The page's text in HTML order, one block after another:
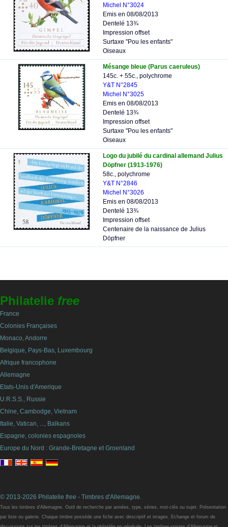
Michel N°3024
Emis en 08/08/2013
Dentelé 13¾
Impression offset
Surtaxe "Pou les enfants"
Oiseaux
Mésange bleue (Parus caeruleus)
145c. + 55c., polychrome
Y&T N°2845
Michel N°3025
Emis en 08/08/2013
Dentelé 13¾
Impression offset
Surtaxe "Pou les enfants"
Oiseaux
Logo du jubilé du cardinal allemand Julius
Döpfner (1913-1976)
58c., polychrome
Y&T N°2846
Michel N°3026
Emis en 08/08/2013
Dentelé 13¾
Impression offset
Centenaire de la naissance de Julius
Döpfner
Philatelie free
France
Colonies Françaises
Monaco, Andorre
Belgique, Pays-Bas, Luxembourg
Afrique francophone
Allemagne
Etats-Unis d'Amerique
U.R.S.S., Russie
Chine, Cambodge, Vietnam
Italie, Vatican, ..., Balkans
Espagne, colonies espagnoles
Europe du Nord : Grande-Bretagne et Groenland
© 2013-2026 Philatelie free - Timbres d'Allemagne.
Tous les timbres d'Allemagne. Outil de recherche par années, type, séries, mot-clés ou sujet. Présentation
par liste ou galerie. Chaque timbre possède une fiche avec descriptif et images. Echange et forum de